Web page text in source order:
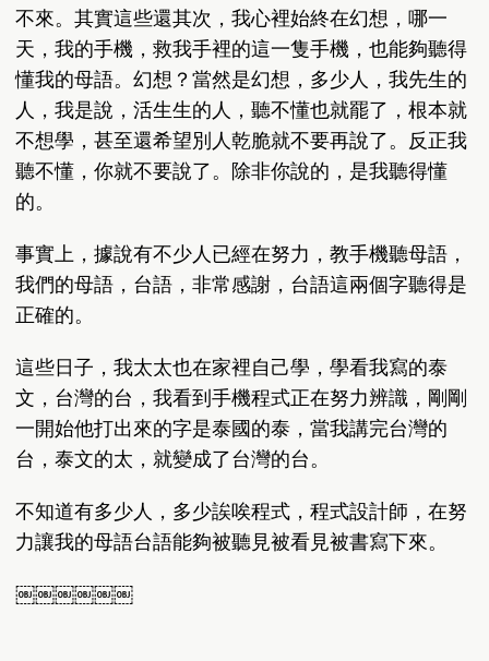
不來。其實這些還其次，我心裡始終在幻想，哪一
天，我的手機，救我手裡的這一隻手機，也能夠聽得
懂我的母語。幻想？當然是幻想，多少人，我先生的
人，我是說，活生生的人，聽不懂也就罷了，根本就
不想學，甚至還希望別人乾脆就不要再說了。反正我
聽不懂，你就不要說了。除非你說的，是我聽得懂
的。
事實上，據說有不少人已經在努力，教手機聽母語，
我們的母語，台語，非常感謝，台語這兩個字聽得是
正確的。
這些日子，我太太也在家裡自己學，學看我寫的泰
文，台灣的台，我看到手機程式正在努力辨識，剛剛
一開始他打出來的字是泰國的泰，當我講完台灣的
台，泰文的太，就變成了台灣的台。
不知道有多少人，多少誒唉程式，程式設計師，在努
力讓我的母語台語能夠被聽見被看見被書寫下來。
￼￼￼￼￼￼